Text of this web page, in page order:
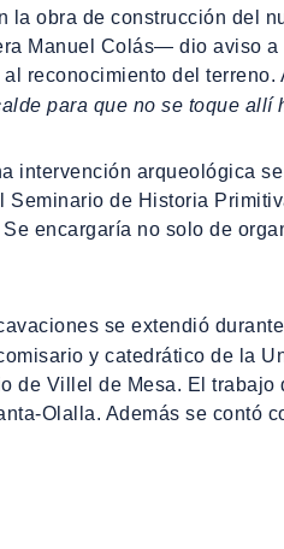
la obra de construcción del
Manuel Colás― dio aviso a
reconocimiento del
para que no se toque allí
intervención arqueológica
de Historia
encargaría no solo de
se extendió
y catedrático de la
de Villel de Mesa. El
Olalla. Además se contó